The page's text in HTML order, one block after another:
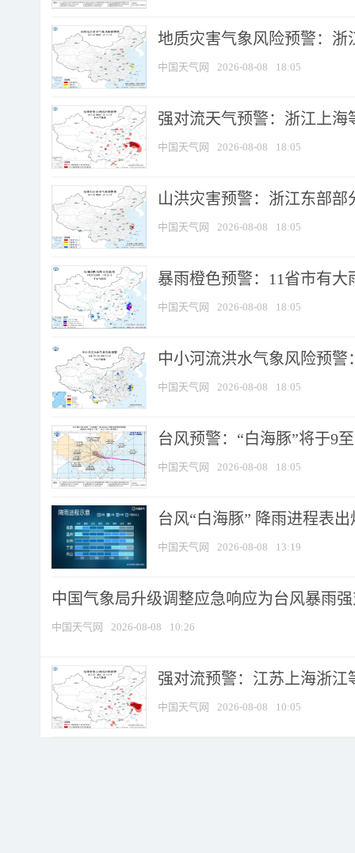
地质灾害气象风险预警：
中国天气网 2026-08-08 18:05
强对流天气预警：浙江上海
中国天气网 2026-08-08 18:05
山洪灾害预警：浙江东部
中国天气网 2026-08-08 18:05
暴雨橙色预警：11省市有
中国天气网 2026-08-08 18:05
中小河流洪水气象风险预
中国天气网 2026-08-08 18:05
台风预警：“白海豚”将于9
中国天气网 2026-08-08 18:05
台风“白海豚” 降雨进程表
中国天气网 2026-08-08 13:19
中国气象局升级调整应急响应为台风暴雨
中国天气网 2026-08-08 10:26
强对流预警：江苏上海浙江
中国天气网 2026-08-08 10:05